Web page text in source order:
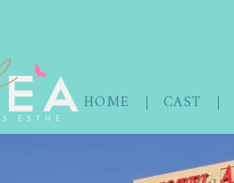
HOME CAST